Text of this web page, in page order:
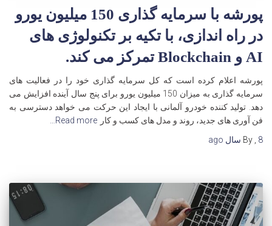
پورشه با سرمایه گذاری 150 میلیون یورو
در راه اندازی، با تکیه بر تکنولوژی های
AI و Blockchain تمرکز می کند.
پورشه اعلام کرده است که کل سرمایه گذاری خود را در فعالیت های
سرمایه گذاری به میزان 150 میلیون یورو برای پنج سال آینده افزایش می
دهد. تولید کننده خودرو آلمانی با ایجاد این حرکت می خواهد دسترسی به
فن آوری های جدید، روند و مدل های کسب و کار Read more…
By , 8 سال